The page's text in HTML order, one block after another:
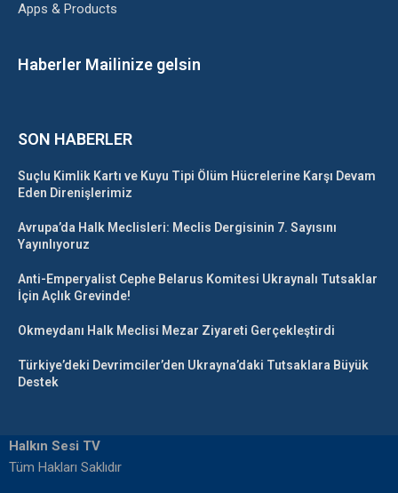
Apps & Products
Haberler Mailinize gelsin
SON HABERLER
Suçlu Kimlik Kartı ve Kuyu Tipi Ölüm Hücrelerine Karşı Devam
Eden Direnişlerimiz
Avrupa’da Halk Meclisleri: Meclis Dergisinin 7. Sayısını
Yayınlıyoruz
Anti-Emperyalist Cephe Belarus Komitesi Ukraynalı Tutsaklar
İçin Açlık Grevinde!
Okmeydanı Halk Meclisi Mezar Ziyareti Gerçekleştirdi
Türkiye’deki Devrimciler’den Ukrayna’daki Tutsaklara Büyük
Destek
Halkın Sesi TV
Tüm Hakları Saklıdır